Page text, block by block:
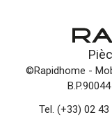
©Rapidhome -
Tel. (+33) 02 43